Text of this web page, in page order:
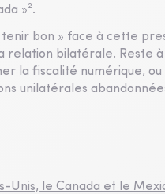
»².
bon » face à cette
bilatérale. Reste
la fiscalité numérique, ou
unilatérales
Unis, le Canada et le